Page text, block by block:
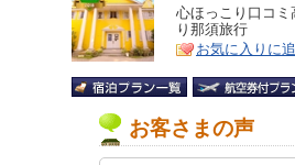
リ
ア
特
徴
心ほっこり口コ
り那須旅行
お気に入りに
お客さまの声